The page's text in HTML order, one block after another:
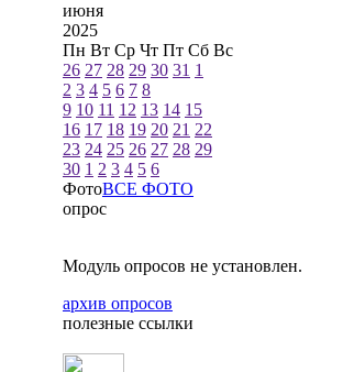
июня
2025
Пн Вт Ср Чт Пт Сб Вс
26 27 28 29 30 31 1
2 3 4 5 6 7 8
9 10 11 12 13 14 15
16 17 18 19 20 21 22
23 24 25 26 27 28 29
30 1 2 3 4 5 6
ФотоВСЕ ФОТО
опрос
Модуль опросов не установлен.
архив опросов
полезные ссылки